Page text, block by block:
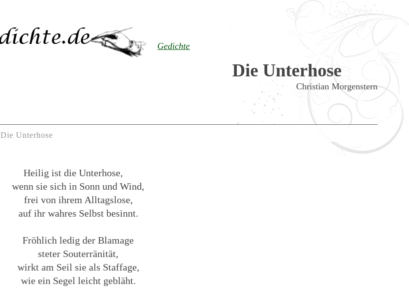
Gedichte
Die Unterhose
Christian Morgenstern
Die Unterhose
Heilig ist die Unterhose,
wenn sie sich in Sonn und Wind,
frei von ihrem Alltagslose,
auf ihr wahres Selbst besinnt.
Fröhlich ledig der Blamage
steter Souterränität,
wirkt am Seil sie als Staffage,
wie ein Segel leicht gebläht.